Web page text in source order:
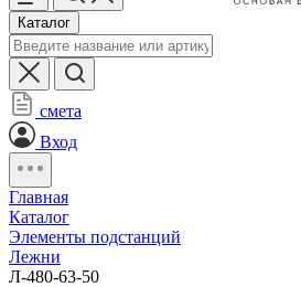
Каталог
смета
Вход
Главная
Каталог
Элементы подстанций
Лежни
Л-480-63-50